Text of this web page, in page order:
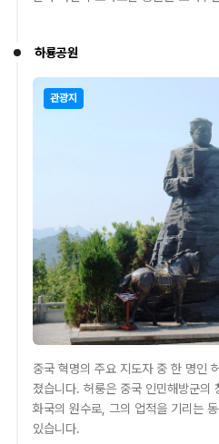
하룡공원
관광지
중국 혁명의 주요 지도자 중 한 명인
졌습니다. 허룽은 중국 인민해방군의
화국의 원수로, 그의 업적을 기리는
있습니다.